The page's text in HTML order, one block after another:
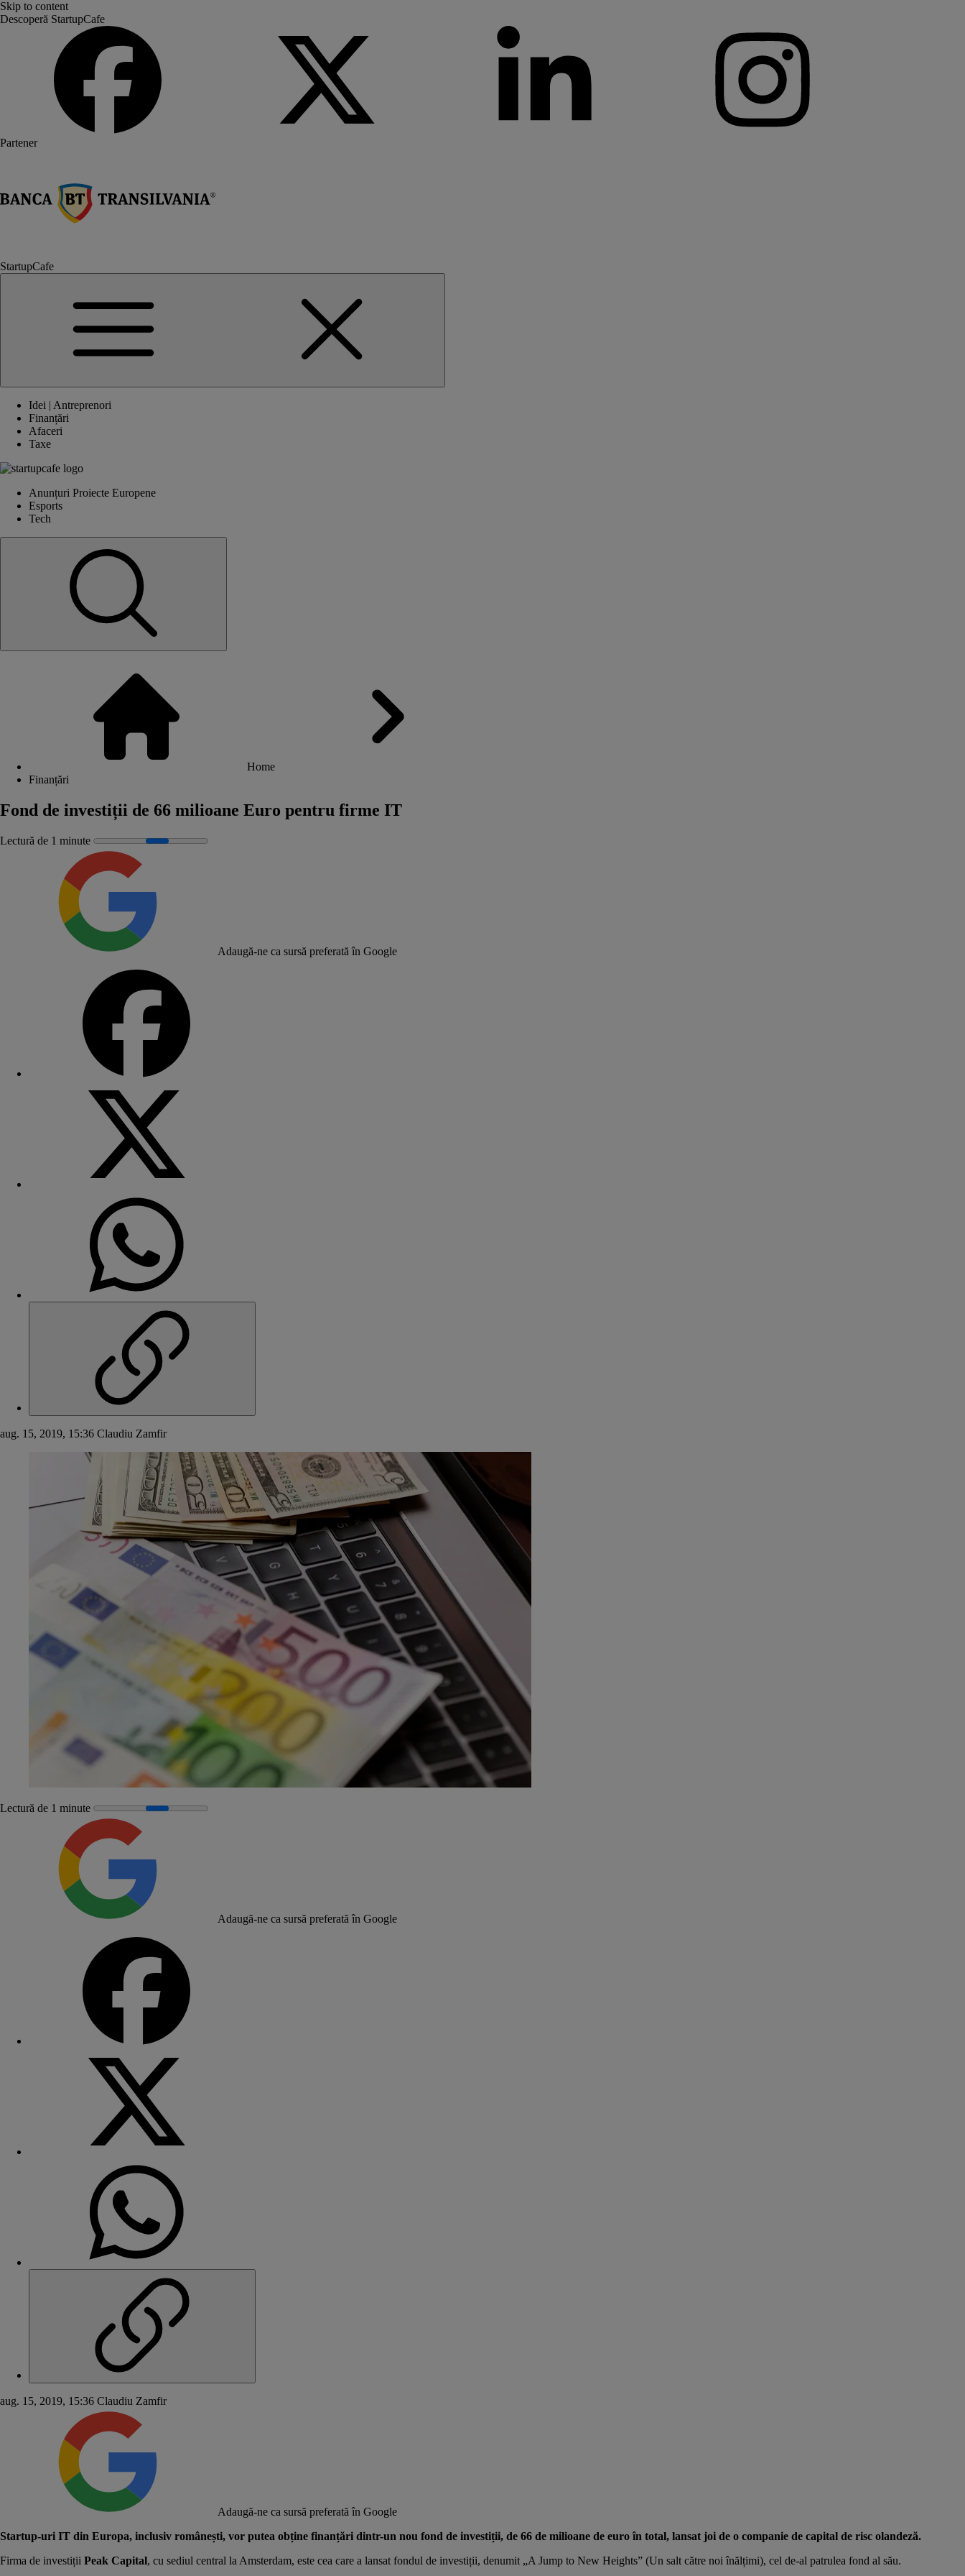
Skip to content
Descoperă StartupCafe
Partener
StartupCafe
Idei | Antreprenori
Finanțări
Afaceri
Taxe
Anunțuri Proiecte Europene
Esports
Tech
Home
Finanțări
Fond de investiții de 66 milioane Euro pentru firme IT
Lectură de 1 minute
Adaugă-ne ca sursă preferată în Google
aug. 15, 2019, 15:36 Claudiu Zamfir
Lectură de 1 minute
Adaugă-ne ca sursă preferată în Google
aug. 15, 2019, 15:36 Claudiu Zamfir
Adaugă-ne ca sursă preferată în Google
Startup-uri IT din Europa, inclusiv românești, vor putea obține finanțări dintr-un nou fond de investiții, de 66 de milioane de euro în total, lansat joi de o companie de capital de risc olandeză.
Firma de investiții Peak Capital, cu sediul central la Amsterdam, este cea care a lansat fondul de investiții, denumit „A Jump to New Heights” (Un salt către noi înălțimi), cel de-al patrulea fond al său.